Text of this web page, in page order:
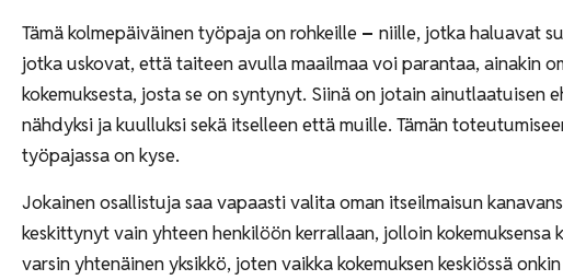
Tämä kolmepäiväinen työpaja on rohkeille – niille, jotka haluavat
jotka uskovat, että taiteen avulla maailmaa voi parantaa, ainakin
kokemuksesta, josta se on syntynyt. Siinä on jotain
nähdyksi ja kuulluksi sekä itselleen että muille. Tämän
työpajassa on kyse.
Jokainen osallistuja saa vapaasti valita oman itseilmaisun
keskittynyt vain yhteen henkilöön kerrallaan, jolloin
varsin yhtenäinen yksikkö, joten vaikka kokemuksen keskiössä